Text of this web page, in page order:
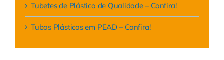
Tubetes de Plástico de Qualidade – Confira!
Tubos Plásticos em PEAD – Confira!